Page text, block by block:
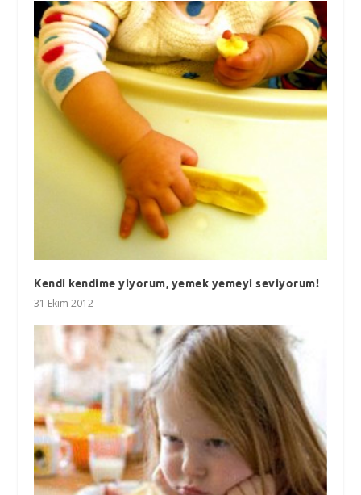
Kendi kendime yiyorum, yemek yemeyi seviyorum!
31 Ekim 2012